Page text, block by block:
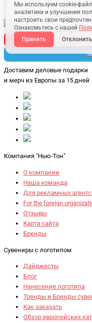
Мы используем cookie-
аналитики и улучшения
настроить свои
Ознакомьтесь с нашей
Принять
Отклонить
Доставим деловые подарки
и мерч из Европы за 15 дней
Компания "Нью-Тон"
О компании
Наша команда
Для рекламных
For the foreign
Отзывы
Карта сайта
Бренды
Сувениры с логотипом
Дайджесты
Блог
Нанесение логотипа
Тренды и Бренды
Как заказать
Обзор европейских